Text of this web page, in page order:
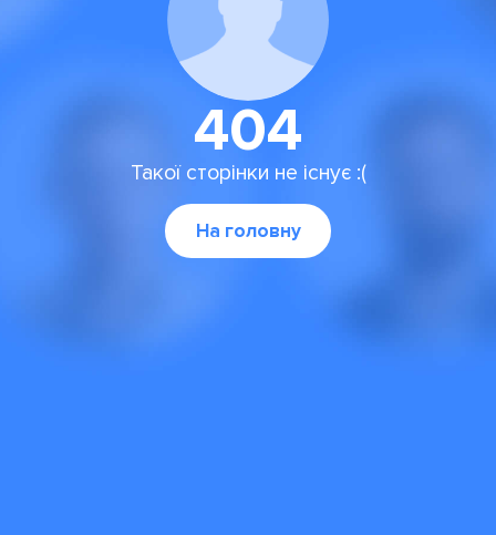
404
Такої сторінки не існує :(
На головну